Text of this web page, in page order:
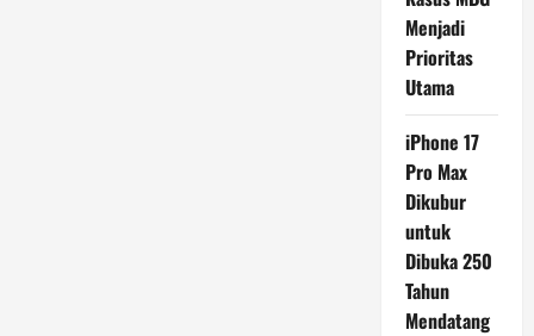
Menjadi
Prioritas
Utama
iPhone 17
Pro Max
Dikubur
untuk
Dibuka 250
Tahun
Mendatang